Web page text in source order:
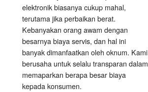
elektronik biasanya cukup mahal,
terutama jika perbaikan berat.
Kebanyakan orang awam dengan
besarnya biaya servis, dan hal ini
banyak dimanfaatkan oleh oknum. Kami
berusaha untuk selalu transparan dalam
memaparkan berapa besar biaya
kepada konsumen.